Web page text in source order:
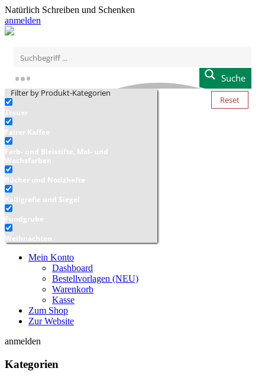
Natürlich Schreiben und Schenken
anmelden
Suche
Filter by Produkt-Kategorien
Trauer
Fairer Kaffee
Farb- und Bleistifte, Mal- und
Wachsfarben
Bücher und Notizhefte
Kalligrafie und Siegel
Fundgrube
Weihnachten
Reset
Mein Konto
Dashboard
Bestellvorlagen (NEU)
Warenkorb
Kasse
Zum Shop
Zur Website
anmelden
Kategorien